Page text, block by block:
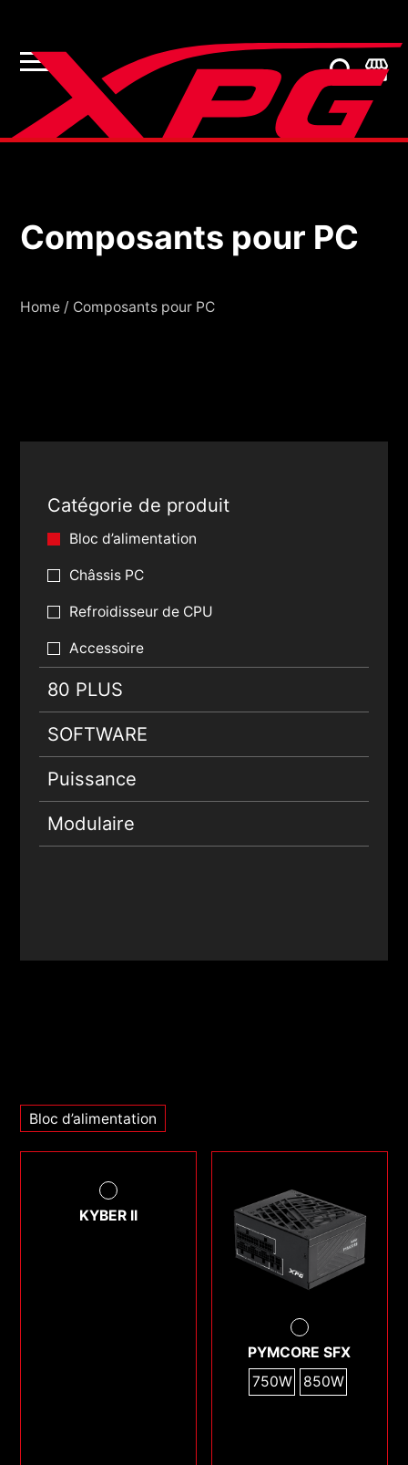
Composants pour PC
Composants pour PC
Home / Composants pour PC
Catégorie de produit
Bloc d’alimentation
Châssis PC
Refroidisseur de CPU
Accessoire
80 PLUS
SOFTWARE
Puissance
Modulaire
Bloc d’alimentation
KYBER II
PYMCORE SFX
750W
850W